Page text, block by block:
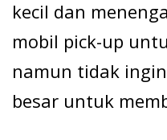
kecil dan
mobil pick-up
namun tidak
besar untuk